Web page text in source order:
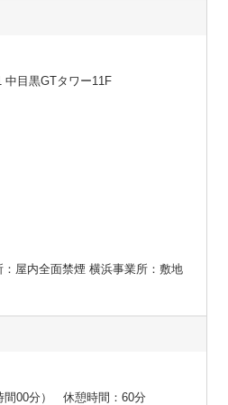
中目黒GTタワー11F
屋内全面禁煙 横浜事業所：敷地
間00分） 休憩時間：60分